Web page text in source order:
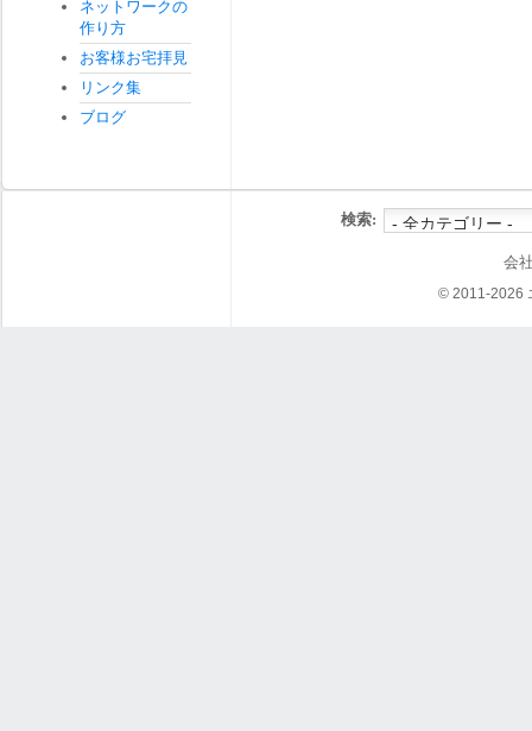
ネットワークの
作り方
お客様お宅拝見
リンク集
ブログ
検索:
会
© 2011-2026